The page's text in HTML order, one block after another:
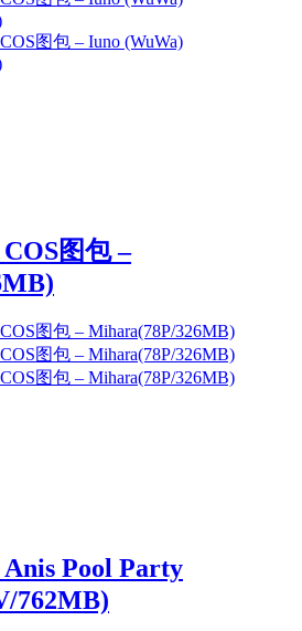
COS图包 –
Anis Pool Party
762MB)